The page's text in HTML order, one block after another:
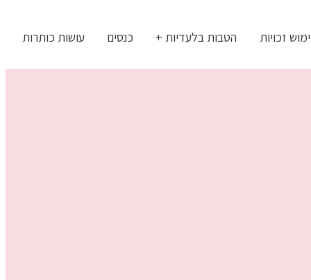
זכויות הטבות בלעדיות + כנסים עושות כותרות